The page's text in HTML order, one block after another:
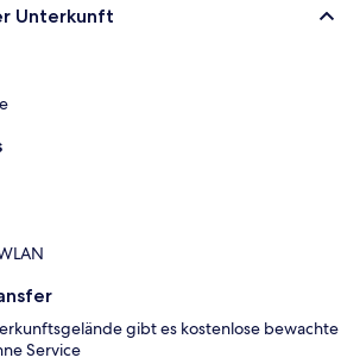
Unterkunft
gibt es kostenlose bewachte
Service